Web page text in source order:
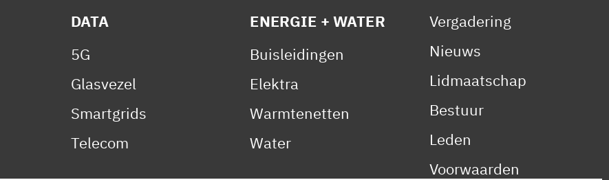
DATA
5G
Glasvezel
Smartgrids
Telecom
ENERGIE + WATER
Buisleidingen
Elektra
Warmtenetten
Water
Vergadering
Nieuws
Lidmaatschap
Bestuur
Leden
Voorwaarden